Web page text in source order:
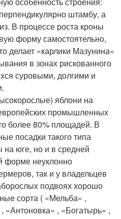
штамбу, а
В процессе роста кроны
форму самостоятельно,
делает «карлики Мазунина»
в зонах рискованного
суровыми, долгими и
яблони на
промышленных
более 80% площадей. В
посадки такого типа
юге, но и в средней
форме неуклонно
так и у владельцев
подвоях хорошо
сорта ( «Мельба» ,
«Антоновка» , «Богатырь» ,